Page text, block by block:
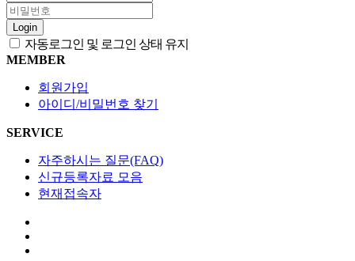
Login
자동로그인 및 로그인 상태 유지
MEMBER
회원가입
아이디/비밀번호 찾기
SERVICE
자주하시는 질문(FAQ)
신규등록자료 모음
현재접속자